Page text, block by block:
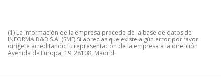
(1) La información de la empresa procede de la base de datos de
INFORMA D&B S.A. (SME) Si aprecias que existe algún error por favor
dirígete acreditando tu representación de la empresa a la dirección
Avenida de Europa, 19, 28108, Madrid.